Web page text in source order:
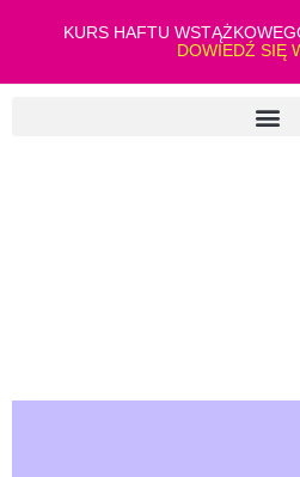
KURS HAFTU
DOWIEDŹ SIĘ